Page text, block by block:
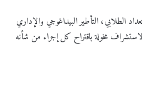
الطلابي، التأطير البيداغوجي والإداري
مخولة باقتراح كل إجراء من شأنه